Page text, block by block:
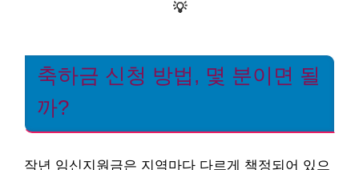
💡
축하금 신청 방법, 몇 분이면 될
까?
작년 임신지원금은 지역마다 다르게 책정되어 있으